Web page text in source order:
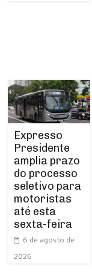
Expresso
Presidente
amplia prazo
do processo
seletivo para
motoristas
até esta
sexta-feira
6 de agosto de
2026